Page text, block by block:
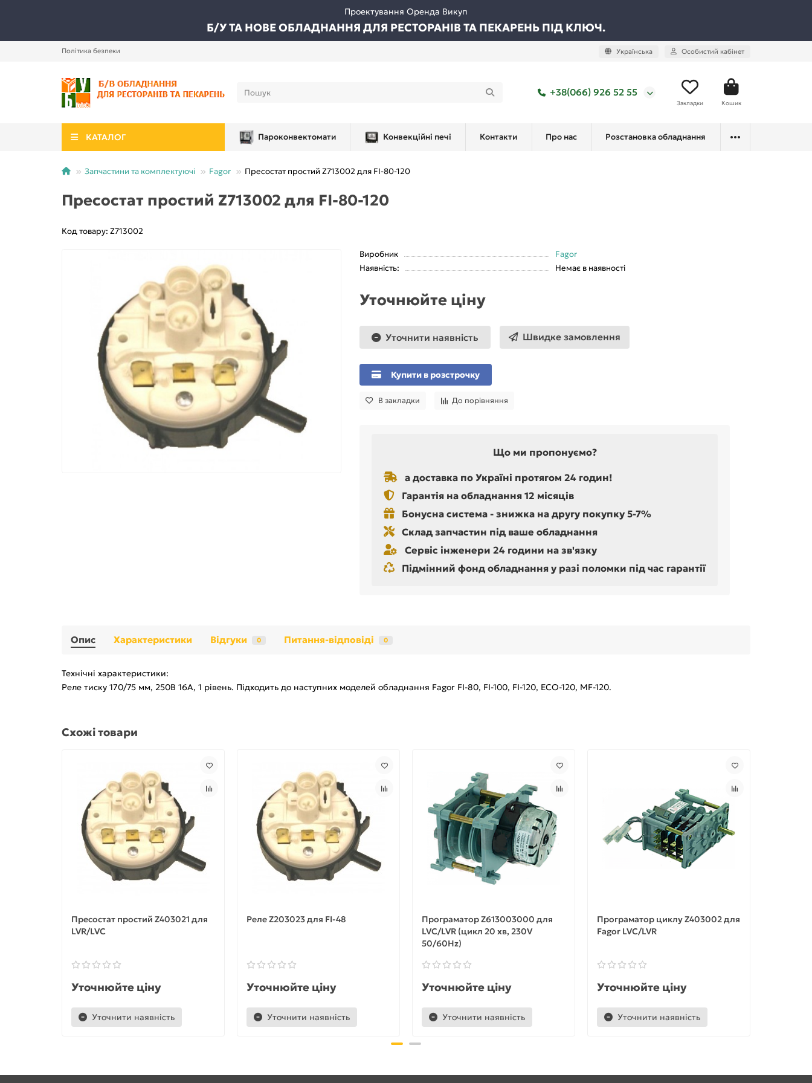
Проектування Оренда Викуп
Б/У ТА НОВЕ ОБЛАДНАННЯ ДЛЯ РЕСТОРАНІВ ТА ПЕКАРЕНЬ ПІД КЛЮЧ.
Політика безпеки Українська Особистий кабінет
+38(066) 926 52 55
Закладки Кошик
КАТАЛОГ Пароконвектомати Конвекційні печі Контакти Про нас Розстановка обладнання
Запчастини та комплектуючі Fagor Пресостат простий Z713002 для FI-80-120
Пресостат простий Z713002 для FI-80-120
Код товару: Z713002
Виробник
Fagor
Наявність:
Немає в наявності
Уточнюйте ціну
Уточнити наявність Швидке замовлення
Купити в розстрочку
В закладки До порівняння
Що ми пропонуємо?
а доставка по Україні протягом 24 годин!
Гарантія на обладнання 12 місяців
Бонусна система - знижка на другу покупку 5-7%
Склад запчастин під ваше обладнання
Сервіс інженери 24 години на зв'язку
Підмінний фонд обладнання у разі поломки під час гарантії
Опис Характеристики Відгуки 0 Питання-відповіді 0
Технічні характеристики:
Реле тиску 170/75 мм, 250В 16A, 1 рівень. Підходить до наступних моделей обладнання Fagor FI-80, FI-100, FI-120, ECO-120, MF-120.
Схожі товари
Пресостат простий Z403021 для
LVR/LVC
Уточнюйте ціну
Уточнити наявність
Реле Z203023 для FI-48
Уточнюйте ціну
Уточнити наявність
Програматор Z613003000 для
LVC/LVR (цикл 20 хв, 230V
50/60Hz)
Уточнюйте ціну
Уточнити наявність
Програматор циклу Z403002 для
Fagor LVC/LVR
Уточнюйте ціну
Уточнити наявність